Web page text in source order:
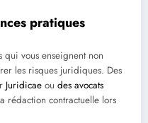
pratiques
vous enseignent non
les risques juridiques. Des
Juridicae ou des avocats
rédaction contractuelle lors